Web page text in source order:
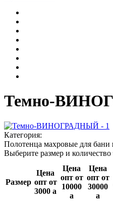
Темно-
Категория:
Полотенца махровые для бани
Выберите размер и количество
Размер
Цена
опт от
3000 a
Цена
опт от
10000
a
Цена
опт от
30000
a